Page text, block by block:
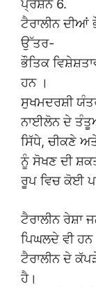
ਪ੍ਰਸ਼ਨ 6.
ਟੈਰਾਲੀਨ ਦੀਆਂ
ਉੱਤਰ-
ਭੌਤਿਕ
ਹਨ ।
ਸੁਖਮਦਰਸ਼ੀ
ਨਾਈਲੋਨ ਦੇ
ਸਿੱਧੇ, ਚੀਕਣੇ
ਨੂੰ ਸੋਖਣ ਦੀ
ਰੂਪ ਵਿਚ ਕੋਈ
ਟੈਰਾਲੀਨ ਰੇਸ਼ਾ
ਪਿਘਲਦੇ ਵੀ
ਟੈਰਾਲੀਨ ਦੇ
ਹੈ।